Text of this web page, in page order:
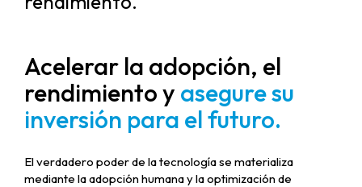
Acelerar la adopción, el
rendimiento y asegure su
inversión para el futuro.
El verdadero poder de la tecnología se materializa
mediante la adopción humana y la optimización de